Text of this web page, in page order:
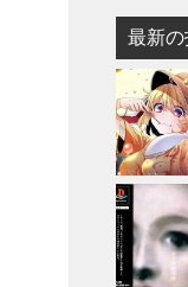
最新の